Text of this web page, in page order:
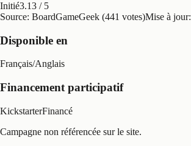
Initié3.13 / 5
Source: BoardGameGeek (441 votes)Mise à jour:
Disponible en
Français/Anglais
Financement participatif
KickstarterFinancé
Campagne non référencée sur le site.